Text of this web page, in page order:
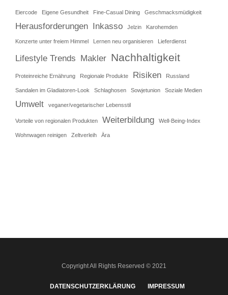
Eiercode Eigene Gesundheit Fine-Casual Dining Geschmacksmüdigkeit
Herausforderungen Inkasso Jelzin Karohemden
Konzerte unter freiem Himmel Lernen neu organisieren Lieferdienst
Lifestyle Trends Makler Nachhaltigkeit
Proteinreiche Ernährung Regionale Produkte Risiken Russland
Sandalen im Gladiatoren-Look Schlaghosen Sowjetunion Soziale Medien
Umwelt veganer/vegetarischer Lebensstil
Vorteile von regionalen Produkten Weiterbildung Well-Being-Index
Wohnwagen reinigen Zeltverleih Ära
Copyright All Rights Reserved © 2021
DATENSCHUTZERKLÄRUNG IMPRESSUM